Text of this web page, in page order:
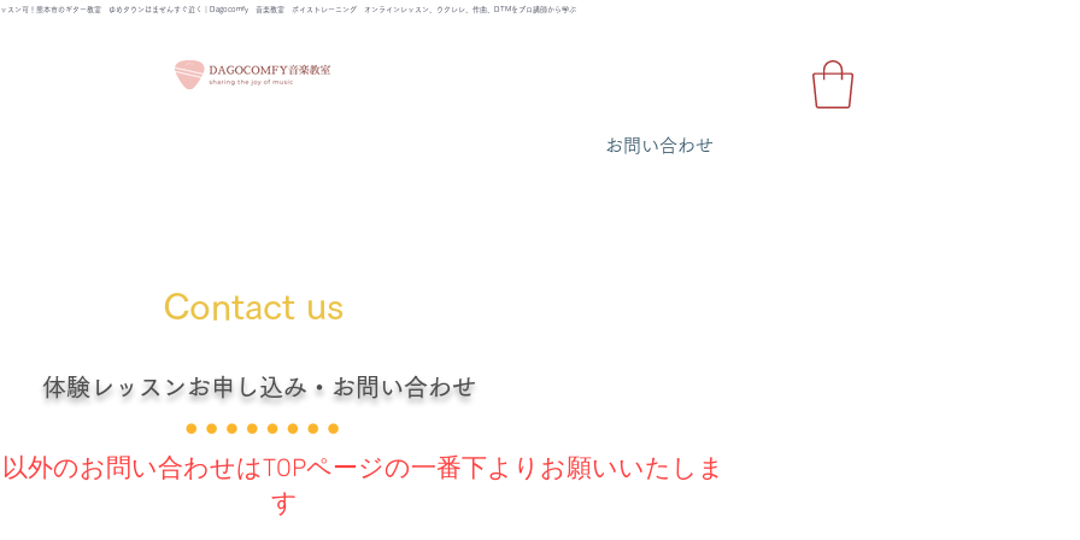
ッスン可！熊本市のギター教室 ゆめタウンはませんすぐ近く｜Dagocomfy 音楽教室 ボイストレーニング オンラインレッスン、ウクレレ、作曲、DTMをプロ講師から学ぶ
お問い合わせ
Contact us
体験レッスンお申し込み・お問い合わせ
外のお問い合わせはTOPページの一番下よりお願いいたしま
す